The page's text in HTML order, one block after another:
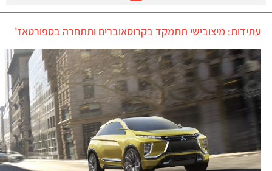
עתידות: מיצובישי תתמקד בקרוסאוברים ותתחרה בספורטאז'